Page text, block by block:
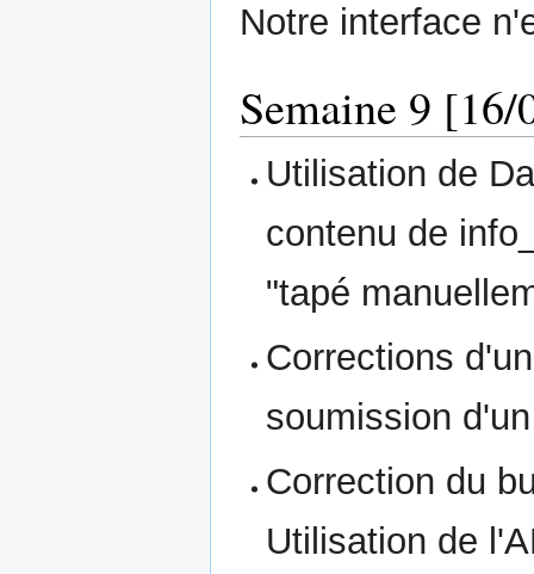
Notre interface
Semaine 9
Utilisation de
contenu de
"tapé
Corrections
soumission
Correction du
Utilisation de